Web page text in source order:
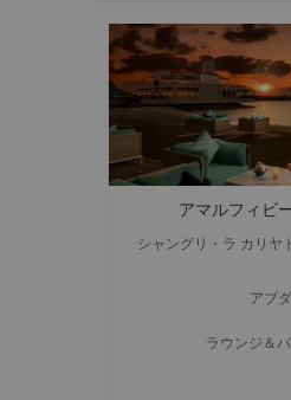
アマルフィビ
シャングリ・ラ カリヤ
アブ
ラウンジ＆